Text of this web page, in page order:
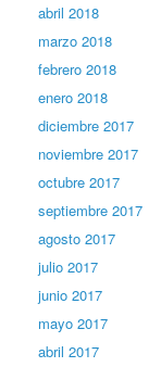
abril 2018
marzo 2018
febrero 2018
enero 2018
diciembre 2017
noviembre 2017
octubre 2017
septiembre 2017
agosto 2017
julio 2017
junio 2017
mayo 2017
abril 2017